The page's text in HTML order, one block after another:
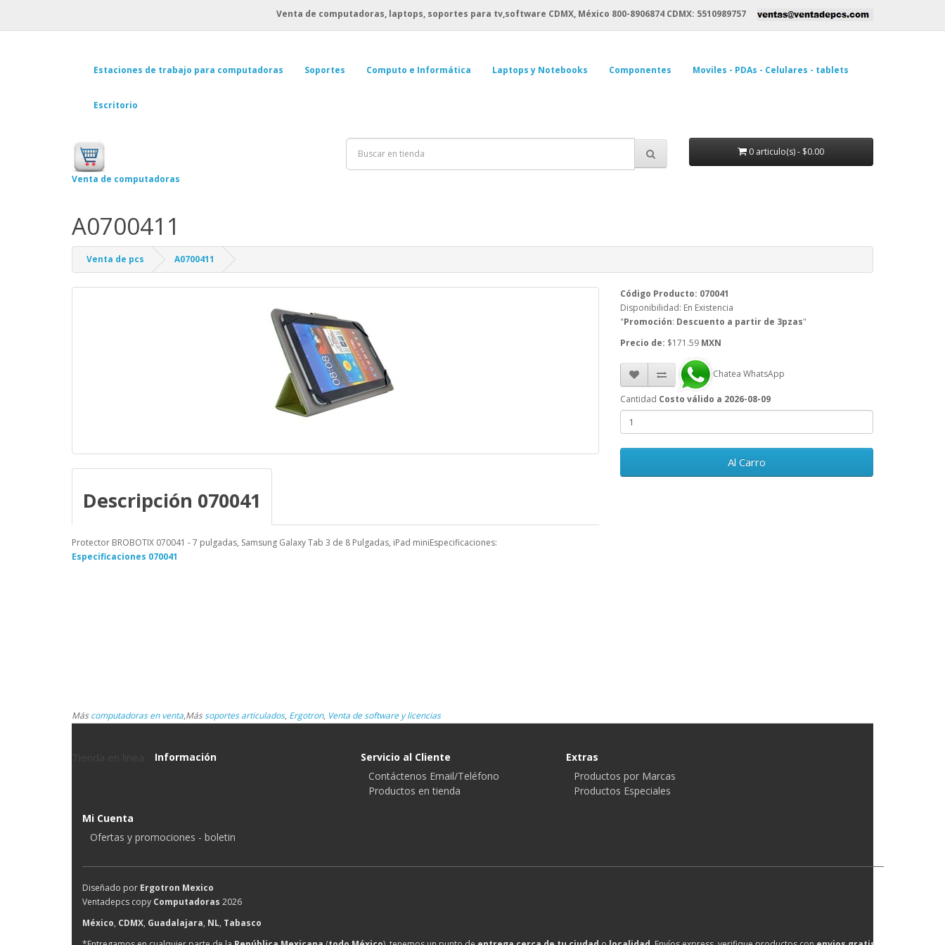
Venta de computadoras, laptops, soportes para tv,software CDMX, México 800-8906874 CDMX: 5510989757
Estaciones de trabajo para computadoras Soportes Computo e Informática Laptops y Notebooks Componentes Moviles - PDAs - Celulares - tablets
Escritorio
Venta de computadoras
0 articulo(s) - $0.00
A0700411
Venta de pcs A0700411
Descripción 070041
Protector BROBOTIX 070041 - 7 pulgadas, Samsung Galaxy Tab 3 de 8 Pulgadas, iPad miniEspecificaciones:
Código Producto: 070041
Disponibilidad: En Existencia
"Promoción: Descuento a partir de 3pzas"
Precio de: $171.59 MXN
Chatea WhatsApp
Cantidad Costo válido a 2026-08-09
Al Carro
Especificaciones 070041
Máscomputadoras en venta,Mássoportes articulados, Ergotron, Venta de software y licencias
Información
Servicio al Cliente
Contáctenos Email/Teléfono
Productos en tienda
Extras
Productos por Marcas
Productos Especiales
Mi Cuenta
Ofertas y promociones - boletin
Diseñado por Ergotron Mexico
Ventadepcs copy Computadoras 2026
México, CDMX, Guadalajara, NL, Tabasco